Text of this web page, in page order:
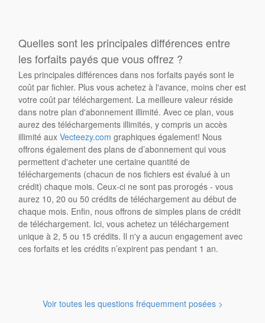
Quelles sont les principales différences entre
les forfaits payés que vous offrez ?
Les principales différences dans nos forfaits payés sont le
coût par fichier. Plus vous achetez à l'avance, moins cher est
votre coût par téléchargement. La meilleure valeur réside
dans notre plan d'abonnement illimité. Avec ce plan, vous
aurez des téléchargements illimités, y compris un accès
illimité auxVecteezy.com graphiques également! Nous
offrons également des plans de d’abonnement qui vous
permettent d'acheter une certaine quantité de
téléchargements (chacun de nos fichiers est évalué à un
crédit) chaque mois. Ceux-ci ne sont pas prorogés - vous
aurez 10, 20 ou 50 crédits de téléchargement au début de
chaque mois. Enfin, nous offrons de simples plans de crédit
de téléchargement. Ici, vous achetez un téléchargement
unique à 2, 5 ou 15 crédits. Il n'y a aucun engagement avec
ces forfaits et les crédits n’expirent pas pendant 1 an.
Voir toutes les questions fréquemment posées >